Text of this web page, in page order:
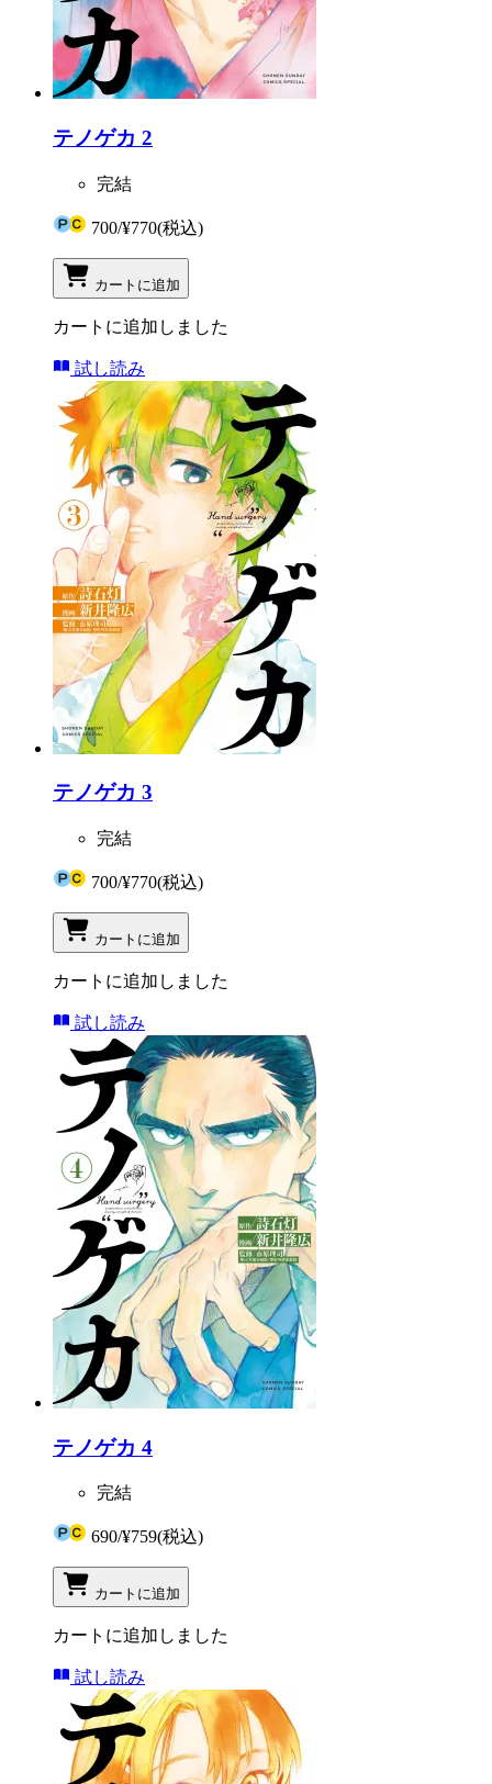
テノゲカ 2
完結
700/¥770(税込)
カートに追加
カートに追加しました
試し読み
テノゲカ 3
完結
700/¥770(税込)
カートに追加
カートに追加しました
試し読み
テノゲカ 4
完結
690/¥759(税込)
カートに追加
カートに追加しました
試し読み